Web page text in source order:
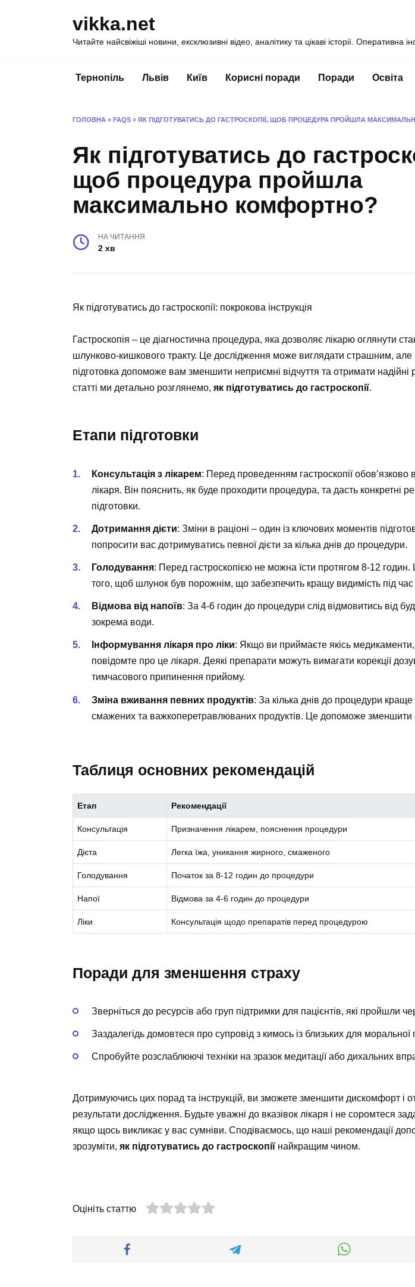
vikka.net
Читайте найсвіжіші новини, ексклюзивні відео, аналітику та цікаві історії.
Тернопіль Львів Київ Корисні поради Поради Освіта
ГОЛОВНА » FAQS » ЯК ПІДГОТУВАТИСЬ ДО ГАСТРОСКОПІЇ, ЩОБ ПРОЦЕДУРА ПРОЙШЛА
Як підготуватись до
щоб процедура пройшла
максимально комфортно?
НА ЧИТАННЯ
2 хв
Як підготуватись до гастроскопії: покрокова інструкція
Гастроскопія – це діагностична процедура, яка дозволяє лікарю оглянути
шлунково-кишкового тракту. Це дослідження може виглядати страшним, але
підготовка допоможе вам зменшити неприємні відчуття та отримати надійні
статті ми детально розглянемо, як підготуватись до гастроскопії.
Етапи підготовки
Консультація з лікарем: Перед проведенням гастроскопії обов’язково
лікаря. Він пояснить, як буде проходити процедура, та дасть конкретні
підготовки.
Дотримання дієти: Зміни в раціоні – один із ключових моментів
попросити вас дотримуватись певної дієти за кілька днів до процедури.
Голодування: Перед гастроскопією не можна їсти протягом 8-12
того, щоб шлунок був порожнім, що забезпечить кращу видимість під
Відмова від напоїв: За 4-6 годин до процедури слід відмовитись від
зокрема води.
Інформування лікаря про ліки: Якщо ви приймаєте якісь медикаменти,
повідомте про це лікаря. Деякі препарати можуть вимагати корекції
тимчасового припинення прийому.
Зміна вживання певних продуктів: За кілька днів до процедури
смажених та важкоперетравлюваних продуктів. Це допоможе зменшити
Таблиця основних рекомендацій
Етап Рекомендації
Консультація Призначення лікарем, пояснення процедури
Дієта Легка їжа, уникання жирного, смаженого
Голодування Початок за 8-12 годин до процедури
Напої Відмова за 4-6 годин до процедури
Ліки Консультація щодо препаратів перед процедурою
Поради для зменшення страху
Зверніться до ресурсів або груп підтримки для пацієнтів, які пройшли
Заздалегідь домовтеся про супровід з кимось із близьких для моральної
Спробуйте розслаблюючі техніки на зразок медитації або дихальних
Дотримуючись цих порад та інструкцій, ви зможете зменшити дискомфорт і
результати дослідження. Будьте уважні до вказівок лікаря і не соромтеся
якщо щось викликає у вас сумніви. Сподіваємось, що наші рекомендації
зрозуміти, як підготуватись до гастроскопії найкращим чином.
Оцініть статтю